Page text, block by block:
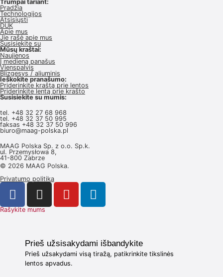
Trumpai tariant:
Pradžia
Technologijos
Atsisiųsti
DUK
Apie mus
Jie rašė apie mus
Susisiekite su
Mūsų kraštai:
Naujienos
Į medieną panašus
Vienspalvis
Blizgesys / aliuminis
Ieškokite pranašumo:
Priderinkite kraštą prie lentos
Priderinkite lentą prie krašto
Susisiekite su mumis:
tel. +48 32 27 68 968
tel. +48 32 37 50 995
faksas +48 32 37 50 996
biuro@maag-polska.pl
MAAG Polska Sp. z o.o. Sp.k.
ul. Przemysłowa 8,
41-800 Zabrze
© 2026 MAAG Polska.
Privatumo politika
Rašykite mums
Prieš užsisakydami išbandykite
Prieš užsakydami visą tiražą, patikrinkite tikslinės
lentos apvadus.